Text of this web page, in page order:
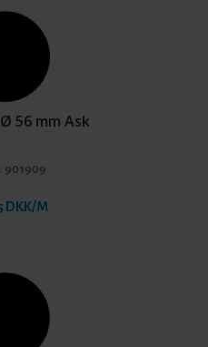
56 mm Ask
901909
DKK/M